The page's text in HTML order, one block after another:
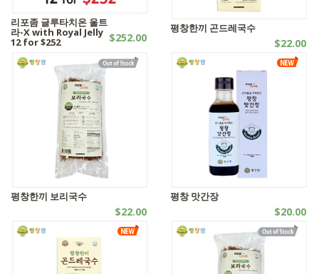
리포좀 글루타치온 울트
라-X with Royal Jelly
12 for $252 $252.00
기타제품
평창한끼 곤드레국수
$22.00
자연식품
평창한끼 보리국수
$22.00
자연식품
평창 맛간장
$20.00
자연식품